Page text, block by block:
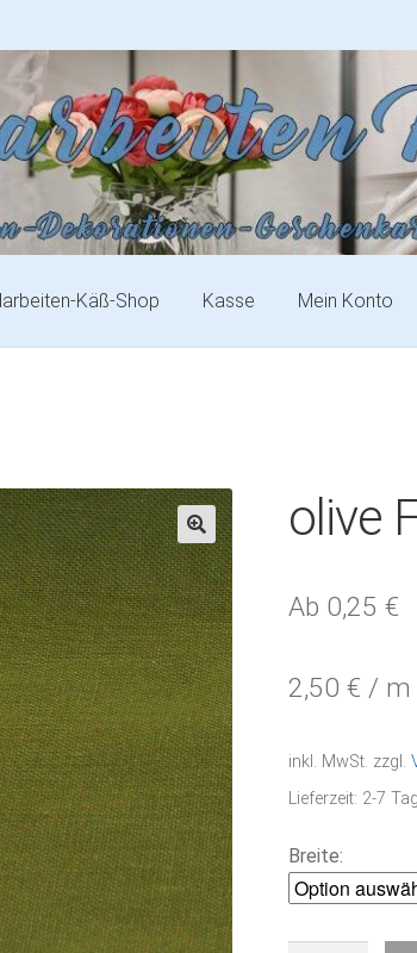
Käß-Shop Kasse Mein Konto
🔍
olive
Ab 0,25 €
2,50 € / m
inkl. MwSt. zzgl.
Lieferzeit: 2-7
Breite: